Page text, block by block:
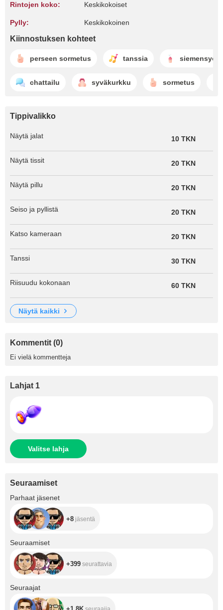
Rintojen koko: Keskikokoiset
Pylly: Keskikokoinen
Kiinnostuksen kohteet
perseen sormetus tanssia
chattailu syväkurkku sormetus
Tippivalikko
Näytä jalat 10 TKN
Näytä tissit 20 TKN
Näytä pillu 20 TKN
Seiso ja pyllistä 20 TKN
Katso kameraan 20 TKN
Tanssi 30 TKN
Riisuudu kokonaan 60 TKN
näytä kaikki
Kommentit (0)
Ei vielä kommentteja
Lahjat 1
Valitse lahja
Seuraamiset
Parhaat jäsenet
+8 jäsentä
Seuraamiset
+399 seurattavia
Seuraajat
+1.8K